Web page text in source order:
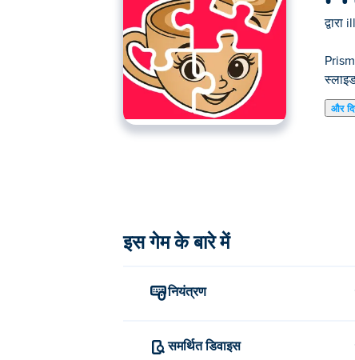
द्वारा
और
यहाँ आप Prismo Puzzles खेल सकते हैं।
इस गेम के बारे में
नियंत्रण
समर्थित डिवाइस